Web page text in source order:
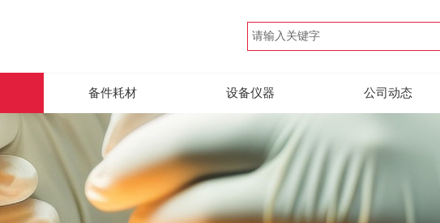
备件耗材 设备仪器 公司动态